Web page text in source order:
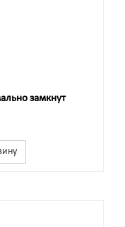
замкнут